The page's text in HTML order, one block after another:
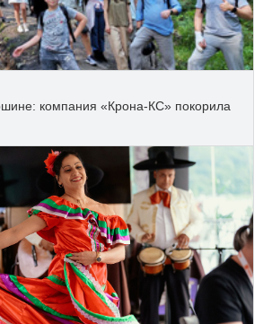
компания «Крона‑КС» покорила